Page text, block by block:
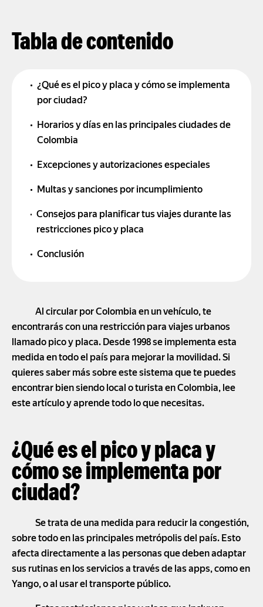
Tabla de contenido
¿Qué es el pico y placa y cómo se implementa
por ciudad?
Horarios y días en las principales ciudades de
Colombia
Excepciones y autorizaciones especiales
Multas y sanciones por incumplimiento
Consejos para planificar tus viajes durante las
restricciones pico y placa
Conclusión
Al circular por Colombia en un vehículo, te
encontrarás con una restricción para viajes urbanos
llamado pico y placa. Desde 1998 se implementa esta
medida en todo el país para mejorar la movilidad. Si
quieres saber más sobre este sistema que te puedes
encontrar bien siendo local o turista en Colombia, lee
este artículo y aprende todo lo que necesitas.
¿Qué es el pico y placa y
cómo se implementa por
ciudad?
Se trata de una medida para reducir la congestión,
sobre todo en las principales metrópolis del país. Esto
afecta directamente a las personas que deben adaptar
sus rutinas en los servicios a través de las apps, como en
Yango, o al usar el transporte público.